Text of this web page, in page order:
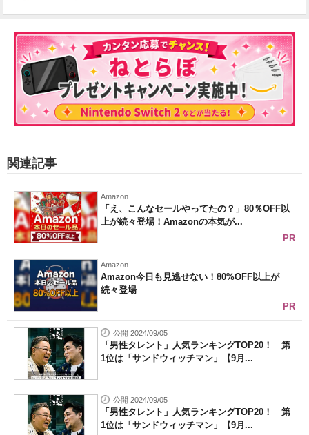
関連記事
Amazon
「え、こんなセールやってたの？」80％OFF以
上が続々登場！Amazonの本気が...
PR
Amazon
Amazon今日も見逃せない！80%OFF以上が
続々登場
PR
公開 2024/09/05
「男性タレント」人気ランキングTOP20！ 第
1位は「サンドウィッチマン」【9月...
公開 2024/09/05
「男性タレント」人気ランキングTOP20！ 第
1位は「サンドウィッチマン」【9月...